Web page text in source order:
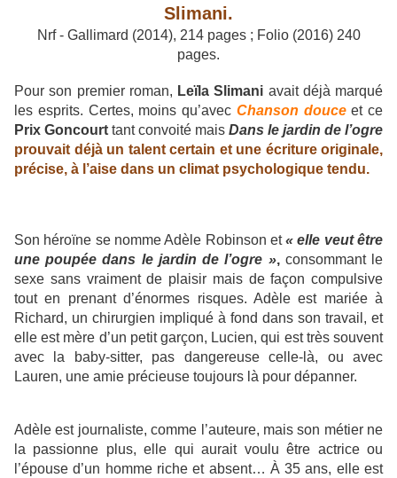
Slimani.
Nrf - Gallimard (2014), 214 pages ; Folio (2016) 240
pages.
Pour son premier roman, Leïla Slimani avait déjà marqué
les esprits. Certes, moins qu’avec Chanson douce et ce
Prix Goncourt tant convoité mais Dans le jardin de l’ogre
prouvait déjà un talent certain et une écriture originale,
précise, à l’aise dans un climat psychologique tendu.
Son héroïne se nomme Adèle Robinson et« elle veut être
une poupée dans le jardin de l’ogre »,consommant le
sexe sans vraiment de plaisir mais de façon compulsive
tout en prenant d’énormes risques. Adèle est mariée à
Richard, un chirurgien impliqué à fond dans son travail, et
elle est mère d’un petit garçon, Lucien, qui est très souvent
avec la baby-sitter, pas dangereuse celle-là, ou avec
Lauren, une amie précieuse toujours là pour dépanner.
Adèle est journaliste, comme l’auteure, mais son métier ne
la passionne plus, elle qui aurait voulu être actrice ou
l’épouse d’un homme riche et absent… À 35 ans, elle est